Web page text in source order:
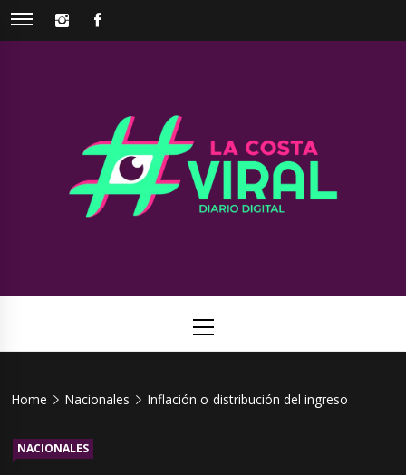
Skip
INSTAGRAM
Viral
Menu
Home Nacionales Inflación o distribución del ingreso
NACIONALES